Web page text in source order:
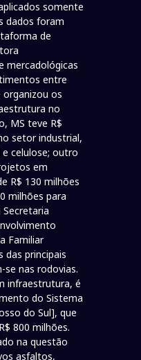
somente
dados foram
de
mercadológicas
entre
organizou os
no
MS teve R$
setor industrial,
celulose; outro
em
R$ 130 milhões
milhões para
Familiar
das principais
nas rodovias.
infraestrutura, é
do Sistema
do Sul], que
800 milhões.
na questão
asfaltos,